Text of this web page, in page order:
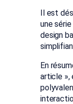
Il est
une
design
En
article »,